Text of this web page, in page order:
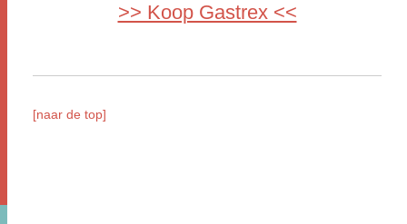
>> Koop Gastrex <<
[naar de top]